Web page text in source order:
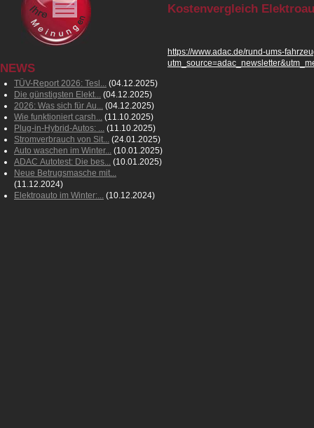
NEWS
TÜV-Report 2026: Tesl... (04.12.2025)
Die günstigsten Elekt... (04.12.2025)
2026: Was sich für Au... (04.12.2025)
Wie funktioniert carsh... (11.10.2025)
Plug-in-Hybrid-Autos: ... (11.10.2025)
Stromverbrauch von Sit... (24.01.2025)
Auto waschen im Winter... (10.01.2025)
ADAC Autotest: Die bes... (10.01.2025)
Neue Betrugsmasche mit...
(11.12.2024)
Elektroauto im Winter:... (10.12.2024)
Kostenvergleich
https://www.adac.de/rund-ums-